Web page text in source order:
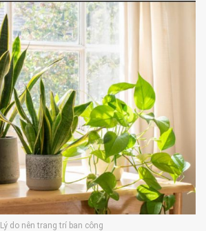
Lý do nên trang trí ban công